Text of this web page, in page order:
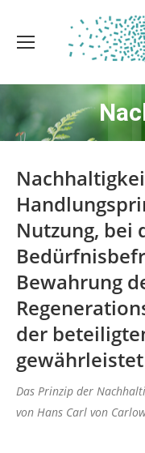
Nutzung, bei
Bewahrung
der
Das Prinzip der
von Hans Carl von